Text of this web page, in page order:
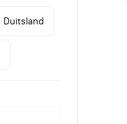
Duitsland